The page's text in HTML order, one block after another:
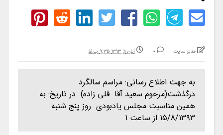
مدیر سایت 0 آبان ۱۱, ۱۳۹۳ ۹:۳۵ ب.ظ
به جهت اطلاع رسانی: مراسم سالگرد
درگذشت(مرحوم سعید آقا قلی زاده) در تاریخ: به
همین مناسبت مجلس یادبودی روز پنج شنبه
15/8/۱۳۹۳ از ساعت 1